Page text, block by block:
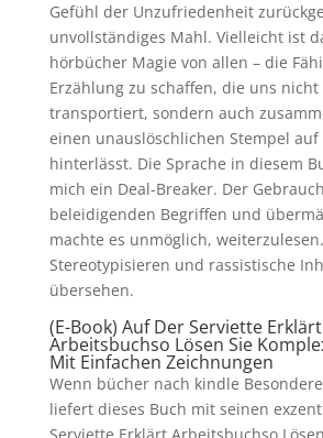
Gefühl der Unzufriedenheit
unvollständiges Mahl. Vielleicht ist
hörbücher Magie von allen – die
Erzählung zu schaffen, die uns
transportiert, sondern auch
einen unauslöschlichen Stempel auf
hinterlässt. Die Sprache in diesem
mich ein Deal-Breaker. Der
beleidigenden Begriffen und
machte es unmöglich,
Stereotypisieren und rassistische
übersehen.
(E-Book) Auf Der Serviette Erklärt
Arbeitsbuchso Lösen Sie
Mit Einfachen Zeichnungen
Wenn bücher nach kindle
liefert dieses Buch mit seinen